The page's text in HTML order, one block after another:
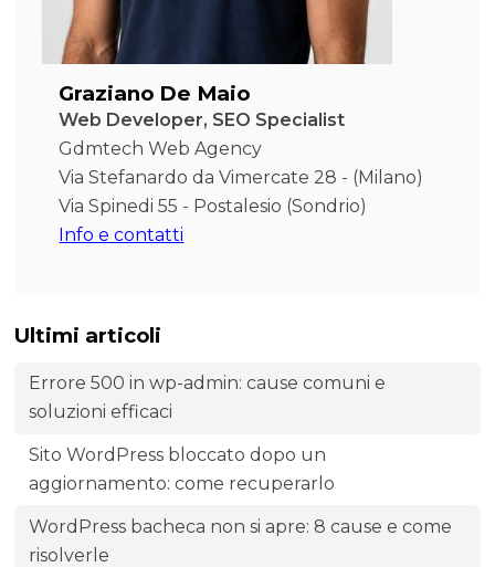
Graziano De Maio
Web Developer, SEO Specialist
Gdmtech Web Agency
Via Stefanardo da Vimercate 28 - (Milano)
Via Spinedi 55 - Postalesio (Sondrio)
Info e contatti
Ultimi articoli
Errore 500 in wp-admin: cause comuni e
soluzioni efficaci
Sito WordPress bloccato dopo un
aggiornamento: come recuperarlo
WordPress bacheca non si apre: 8 cause e come
risolverle